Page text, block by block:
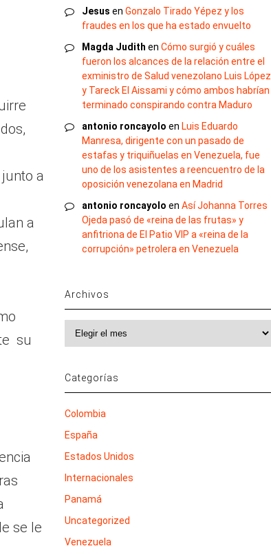
a
a
su
se le
Jesus enGonzalo Tirado Yépez y los
fraudes en los que ha estado envuelto
Magda Judith enCómo surgió y cuáles
fueron los alcances de la relación entre el
exministro de Salud venezolano Luis López
y Tareck El Aissami y cómo ambos habrían
terminado conspirando contra Maduro
antonio roncayolo en Luis Eduardo
Manresa, dirigente con un pasado de
estafas y triquiñuelas en Venezuela, fue
uno de los asistentes a reencuentro de la
oposición venezolana en Madrid
antonio roncayolo enAsí Johanna Torres
Ojeda pasó de «reina de las frutas» y
anfitriona de El Patio VIP a «reina de la
corrupción» petrolera en Venezuela
Archivos
Categorías
Colombia
España
Estados Unidos
Internacionales
Panamá
Uncategorized
Venezuela